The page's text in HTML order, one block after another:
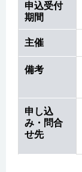
申込受付
期間
主催
備考
申し込
み・問合
せ先